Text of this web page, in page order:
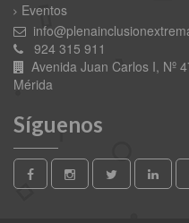
Eventos
924 315 911
Avenida Juan Carlos I, Nº
Mérida
Síguenos